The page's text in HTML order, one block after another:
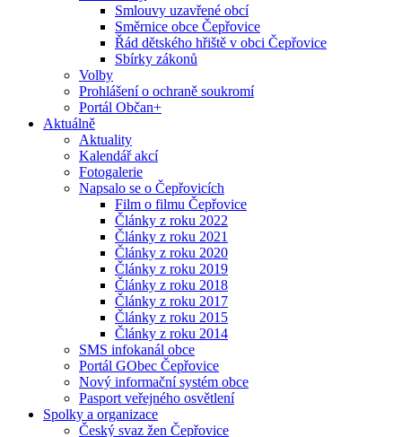
Smlouvy uzavřené obcí
Směrnice obce Čepřovice
Řád dětského hřiště v obci Čepřovice
Sbírky zákonů
Volby
Prohlášení o ochraně soukromí
Portál Občan+
Aktuálně
Aktuality
Kalendář akcí
Fotogalerie
Napsalo se o Čepřovicích
Film o filmu Čepřovice
Články z roku 2022
Články z roku 2021
Články z roku 2020
Články z roku 2019
Články z roku 2018
Články z roku 2017
Články z roku 2015
Články z roku 2014
SMS infokanál obce
Portál GObec Čepřovice
Nový informační systém obce
Pasport veřejného osvětlení
Spolky a organizace
Český svaz žen Čepřovice